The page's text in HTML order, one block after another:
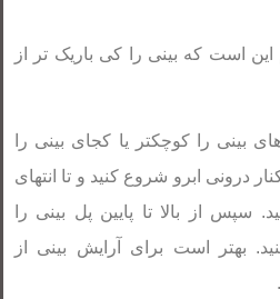
است که بینی را کی باریک تر از
بینی را کوچکتر یا کجای بینی را
درونی ابرو شروع کنید و تا انتهای
سپس از بالا تا پایین پل بینی را
بهتر است برای آرایش بینی از